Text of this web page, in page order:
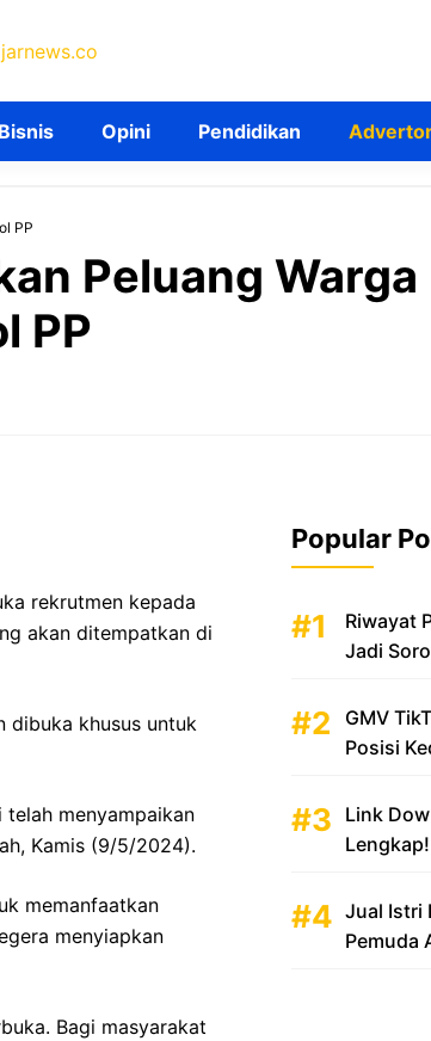
Opini Pendidikan
PP
Peluang Warga
PP
rekrutmen kepada
akan ditempatkan di
dibuka khusus untuk
telah menyampaikan
Kamis (9/5/2024).
memanfaatkan
menyiapkan
Bagi masyarakat
Popular
Riwayat
Jadi
GMV
Posisi
Link
Lengkap!
Jual Istri
Pemuda